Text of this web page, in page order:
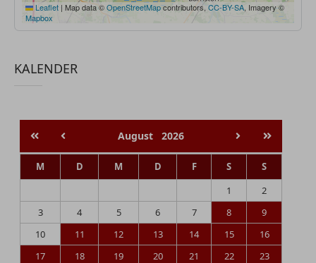
Leaflet | Map data ©OpenStreetMapcontributors, CC-BY-SA , Imagery ©
Mapbox
KALENDER
August 2026
M D M D F S
S
1
2
3
4 5 6 7 8
9
10
11 12 13 14 15
16
17
18 19 20 21 22
23